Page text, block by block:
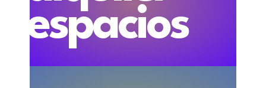
espacios